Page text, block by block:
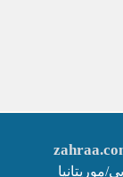
موريتانيا